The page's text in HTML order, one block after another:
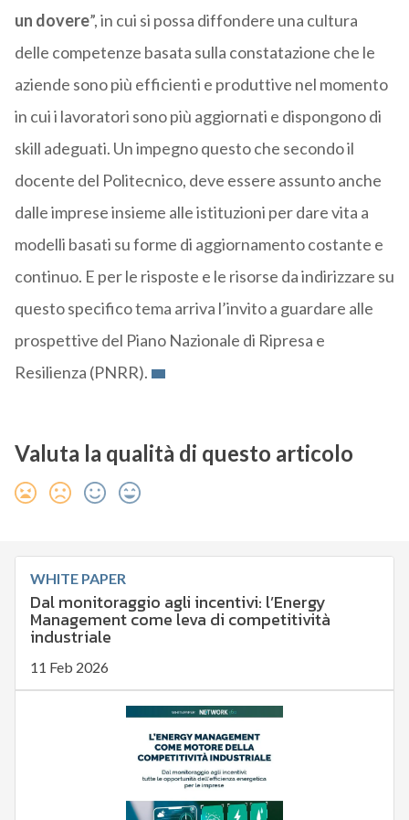
un dovere”, in cui si possa diffondere una cultura
delle competenze basata sulla constatazione che le
aziende sono più efficienti e produttive nel momento
in cui i lavoratori sono più aggiornati e dispongono di
skill adeguati. Un impegno questo che secondo il
docente del Politecnico, deve essere assunto anche
dalle imprese insieme alle istituzioni per dare vita a
modelli basati su forme di aggiornamento costante e
continuo. E per le risposte e le risorse da indirizzare su
questo specifico tema arriva l’invito a guardare alle
prospettive del Piano Nazionale di Ripresa e
Resilienza (PNRR).
Valuta la qualità di questo articolo
WHITE PAPER
Dal monitoraggio agli incentivi: l’Energy
Management come leva di competitività
industriale
11 Feb 2026